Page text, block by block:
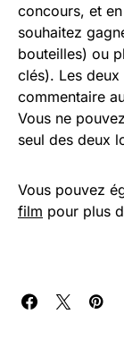
concours, et
souhaitez
bouteilles) ou
clés). Les
commentaire
Vous ne
seul des deux
Vous pouvez
film pour plus